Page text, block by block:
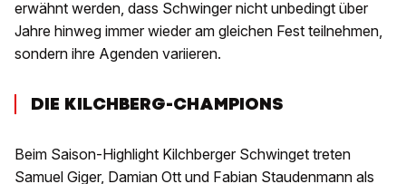
erwähnt werden, dass Schwinger nicht unbedingt über
Jahre hinweg immer wieder am gleichen Fest teilnehmen,
sondern ihre Agenden variieren.
DIE KILCHBERG-CHAMPIONS
Beim Saison-Highlight Kilchberger Schwinget treten
Samuel Giger, Damian Ott und Fabian Staudenmann als